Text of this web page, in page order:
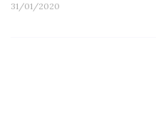
31/01/2020